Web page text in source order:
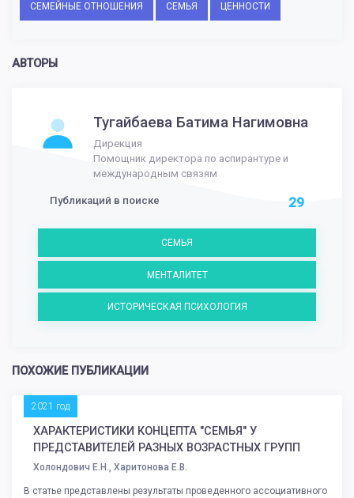
СЕМЕЙНЫЕ ОТНОШЕНИЯ СЕМЬЯ ЦЕННОСТИ
АВТОРЫ
Тугайбаева Батима Нагимовна
Дирекция
Помощник директора по аспирантуре и
международным связям
Публикаций в поиске 29
СЕМЬЯ
МЕНТАЛИТЕТ
ИСТОРИЧЕСКАЯ ПСИХОЛОГИЯ
ПОХОЖИЕ ПУБЛИКАЦИИ
2021 год
ХАРАКТЕРИСТИКИ КОНЦЕПТА "СЕМЬЯ" У
ПРЕДСТАВИТЕЛЕЙ РАЗНЫХ ВОЗРАСТНЫХ ГРУПП
Холондович Е.Н., Харитонова Е.В.
В статье представлены результаты проведенного ассоциативного